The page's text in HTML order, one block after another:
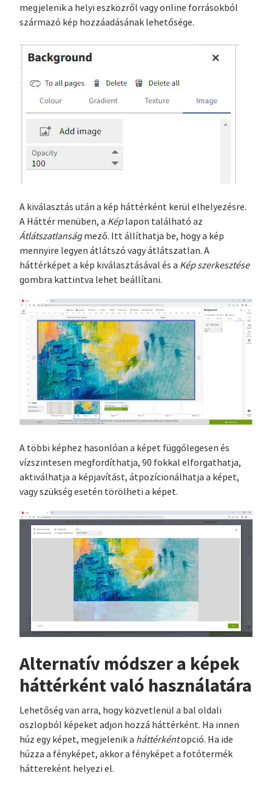
megjelenik a helyi eszközről vagy online forrásokból
származó kép hozzáadásának lehetősége.
A kiválasztás után a kép háttérként kerül elhelyezésre.
A Háttér menüben, a Képlapon található az
Átlátszatlanságmező. Itt állíthatja be, hogy a kép
mennyire legyen átlátszó vagy átlátszatlan. A
háttérképet a kép kiválasztásával és a Kép szerkesztése
gombra kattintva lehet beállítani.
A többi képhez hasonlóan a képet függőlegesen és
vízszintesen megfordíthatja, 90 fokkal elforgathatja,
aktiválhatja a képjavítást, átpozícionálhatja a képet,
vagy szükség esetén törölheti a képet.
Alternatív módszer a képek
háttérként való használatára
Lehetőség van arra, hogy közvetlenül a bal oldali
oszlopból képeket adjon hozzá háttérként. Ha innen
húz egy képet, megjelenik a háttérkéntopció. Ha ide
húzza a fényképet, akkor a fényképet a fotótermék
háttereként helyezi el.